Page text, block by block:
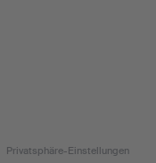
Privatsphäre-Einstellungen